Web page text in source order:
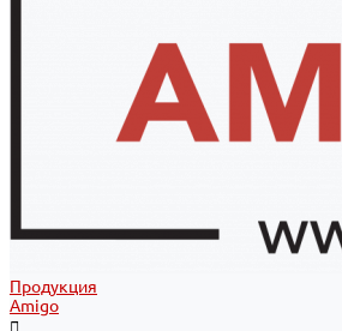
Продукция
Amigo